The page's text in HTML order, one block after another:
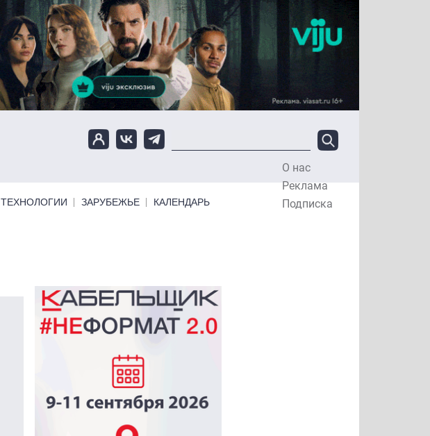
О нас
Реклама
Подписка
ТЕХНОЛОГИИ ЗАРУБЕЖЬЕ КАЛЕНДАРЬ